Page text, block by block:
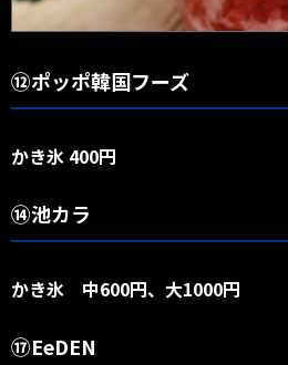
⑫ポッポ韓国フーズ
かき氷 400円
⑭池カラ
かき氷 中600円、大1000円
⑰EeDEN